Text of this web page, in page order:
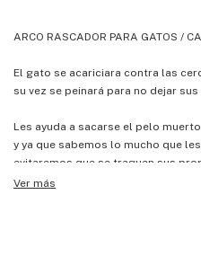
ARCO RASCADOR PARA GATOS /
El gato se acariciara contra las
su vez se peinará para no dejar
Les ayuda a sacarse el pelo
y ya que sabemos lo mucho que
evitaremos que se traguen sus
peinarlos.
Ver más